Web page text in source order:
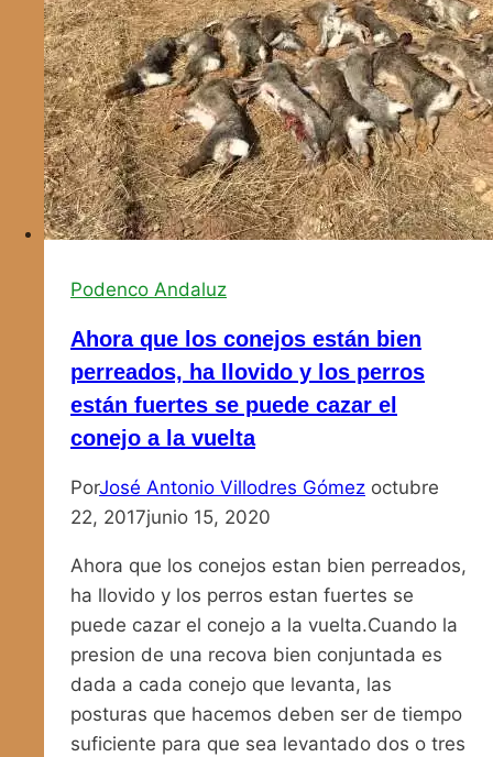
Podenco Andaluz
Ahora que los conejos están bien
perreados, ha llovido y los perros
están fuertes se puede cazar el
conejo a la vuelta
PorJosé Antonio Villodres Gómez octubre
22, 2017junio 15, 2020
Ahora que los conejos estan bien perreados,
ha llovido y los perros estan fuertes se
puede cazar el conejo a la vuelta.Cuando la
presion de una recova bien conjuntada es
dada a cada conejo que levanta, las
posturas que hacemos deben ser de tiempo
suficiente para que sea levantado dos o tres